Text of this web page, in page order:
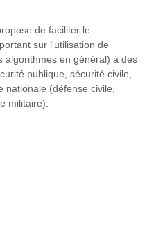
de faciliter le
sur l'utilisation de
algorithmes en général) à des
publique, sécurité civile,
nationale (défense civile,
militaire).